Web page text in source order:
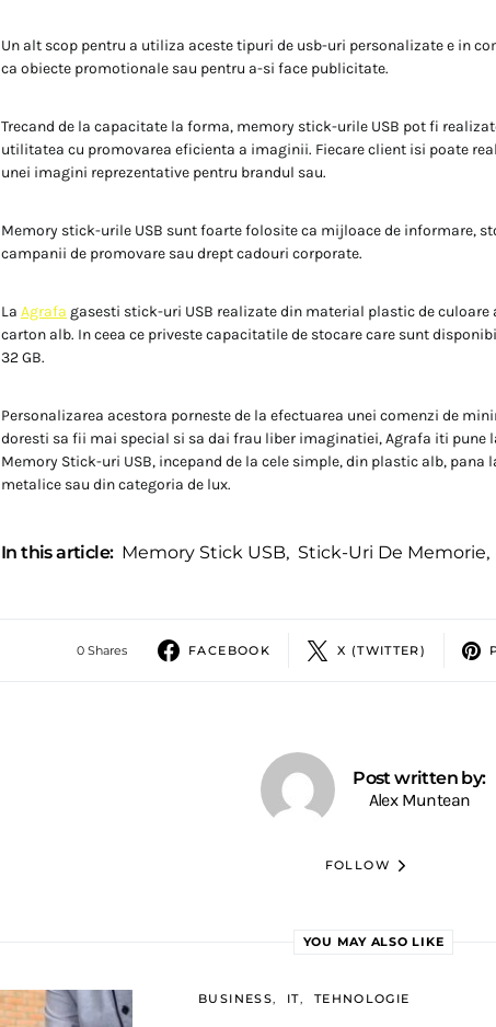
Un alt scop pentru a utiliza aceste tipuri de usb-uri personalizate e in
ca obiecte promotionale sau pentru a-si face publicitate.
Trecand de la capacitate la forma, memory stick-urile USB pot fi
utilitatea cu promovarea eficienta a imaginii. Fiecare client isi poate
unei imagini reprezentative pentru brandul sau.
Memory stick-urile USB sunt foarte folosite ca mijloace de informare,
campanii de promovare sau drept cadouri corporate.
La Agrafa gasesti stick-uri USB realizate din material plastic de
carton alb. In ceea ce priveste capacitatile de stocare care sunt
32 GB.
Personalizarea acestora porneste de la efectuarea unei comenzi de
doresti sa fii mai special si sa dai frau liber imaginatiei, Agrafa iti pune
Memory Stick-uri USB, incepand de la cele simple, din plastic alb,
metalice sau din categoria de lux.
In this article: Memory Stick USB, Stick-Uri De Memorie,
0 Shares FACEBOOK X (TWITTER)
Post written by:
Alex Muntean
FOLLOW
YOU MAY ALSO LIKE
BUSINESS IT TEHNOLOGIE